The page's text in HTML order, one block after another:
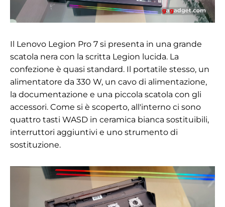
Il Lenovo Legion Pro 7 si presenta in una grande
scatola nera con la scritta Legion lucida. La
confezione è quasi standard. Il portatile stesso, un
alimentatore da 330 W, un cavo di alimentazione,
la documentazione e una piccola scatola con gli
accessori. Come si è scoperto, all'interno ci sono
quattro tasti WASD in ceramica bianca sostituibili,
interruttori aggiuntivi e uno strumento di
sostituzione.